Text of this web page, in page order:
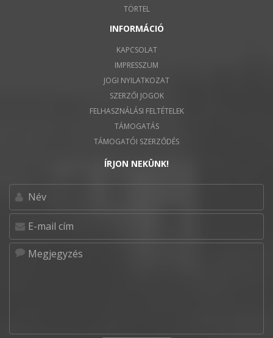
TÖRTEL
INFORMÁCIÓ
KAPCSOLAT
IMPRESSZUM
JOGI NYILATKOZAT
SZERZŐI JOGOK
FELHASZNÁLÁSI FELTÉTELEK
TÁMOGATÁS
TÁMOGATÓI SZERZŐDÉS
ÍRJON NEKÜNK!